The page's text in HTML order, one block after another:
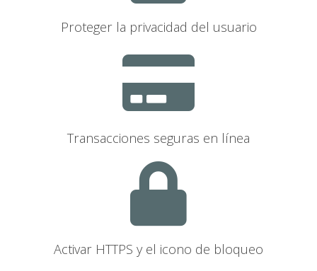
Proteger la privacidad del usuario
Transacciones seguras en línea
Activar HTTPS y el icono de bloqueo